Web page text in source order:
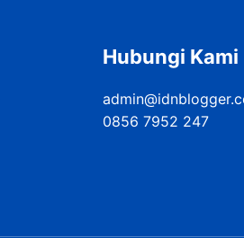
Hubungi Kami
0856 7952 247